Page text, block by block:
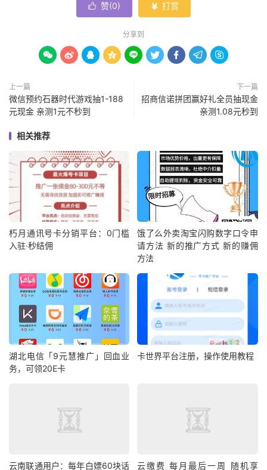
 赞(0)  打赏
分享到
        
上一篇
微信预约石器时代游戏抽1-188
元现金 亲测1元不秒到
下一篇
招商信诺拼团赢好礼全员抽现金
亲测1.08元秒到
相关推荐
朽月通讯号卡分销平台：0门槛
入驻·秒结佣
饿了么外卖淘宝闪购数字口令申
请方法 新的推广方式 新的赚佣
方法
湖北电信「9元慧推广」回血业
务，可领20E卡
卡世界平台注册，操作使用教程
云南联通用户：每年白嫖60块话 云缴费 每月最后一周 随机享